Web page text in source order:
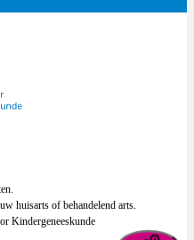
huisarts of behandelend arts.
Kindergeneeskunde